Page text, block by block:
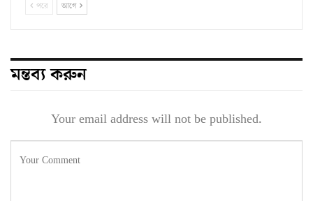
পরে আগে
মন্তব্য করুন
Your email address will not be published.